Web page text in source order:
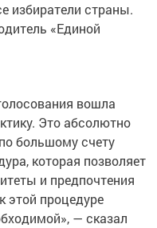
избиратели страны.
«Единой
вошла
Это абсолютно
большому счету
которая позволяет
и предпочтения
этой процедуре
— сказал